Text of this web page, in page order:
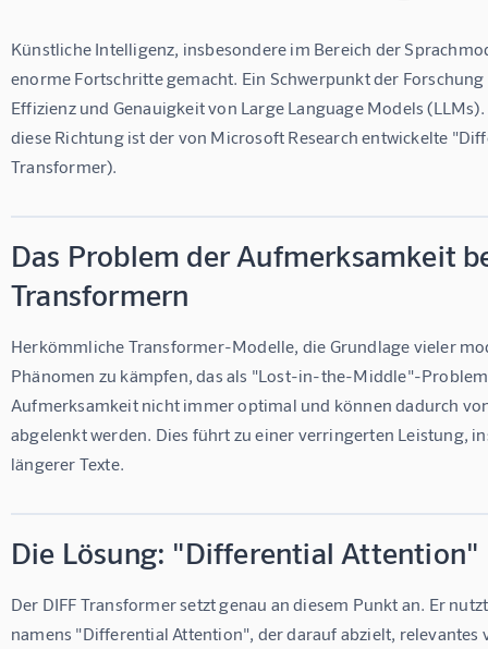
Künstliche Intelligenz, insbesondere im Bereich der
enorme Fortschritte gemacht. Ein Schwerpunkt der
Effizienz und Genauigkeit von Large Language Models
diese Richtung ist der von Microsoft Research entwickelte
Transformer).
Das Problem der Aufmerksamkeit
Transformern
Herkömmliche Transformer-Modelle, die Grundlage vieler
Phänomen zu kämpfen, das als "Lost-in-the-Middle"-
Aufmerksamkeit nicht immer optimal und können dadurch
abgelenkt werden. Dies führt zu einer verringerten Leistung,
längerer Texte.
Die Lösung: "Differential Attention"
Der DIFF Transformer setzt genau an diesem Punkt an. Er
namens "Differential Attention", der darauf abzielt,